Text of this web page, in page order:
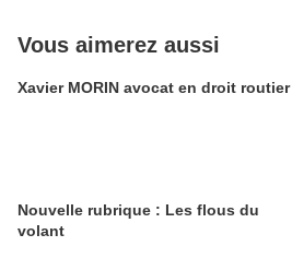
Vous aimerez aussi
Xavier MORIN avocat en droit routier
Nouvelle rubrique : Les flous du
volant